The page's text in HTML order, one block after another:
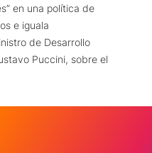
en una política de
e iguala
de Desarrollo
Puccini, sobre el